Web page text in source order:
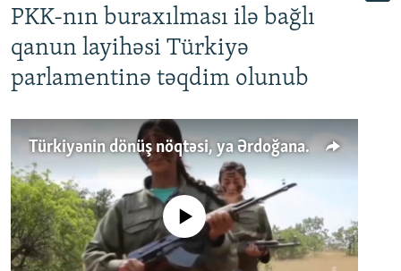
PKK-nın buraxılması ilə bağlı
qanun layihəsi Türkiyə
parlamentinə təqdim olunub
Türkiyənin dönüş nöqtəsi, ya Ərdoğana üçüncü şans: PKK ilə qəfil barışıq nə deməkdir?
No media source currently available